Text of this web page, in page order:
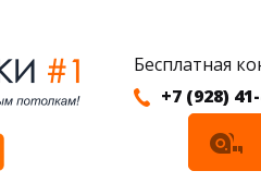
Бесплатная
+7 (928)